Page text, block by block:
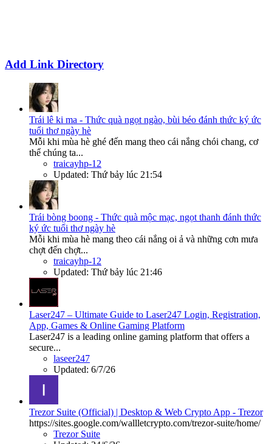
Add Link Directory
Trái lê ki ma - Thức quà ngọt ngào, bùi béo đánh thức ký ức
tuổi thơ ngày hè
Mỗi khi mùa hè ghé đến mang theo cái nắng chói chang, cơ
thể chúng ta...
traicayhp-12
Updated: Thứ bảy lúc 21:54
Trái bòng boong - Thức quà mộc mạc, ngọt thanh đánh thức
ký ức tuổi thơ ngày hè
Mỗi khi mùa hè mang theo cái nắng oi ả và những cơn mưa
chợt đến chợt...
traicayhp-12
Updated: Thứ bảy lúc 21:46
Laser247 – Ultimate Guide to Laser247 Login, Registration,
App, Games & Online Gaming Platform
Laser247 is a leading online gaming platform that offers a
secure...
laseer247
Updated: 6/7/26
Trezor Suite (Official) | Desktop & Web Crypto App - Trezor
https://sites.google.com/wallletcrypto.com/trezor-suite/home/
Trezor Suite